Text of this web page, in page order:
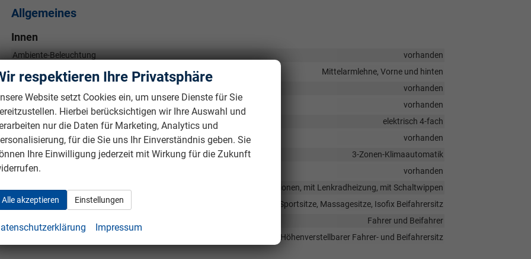
Allgemeines
Innen
Ambiente-Beleuchtung
vorhanden
Mittelarmlehne, Vorne und hinten
vorhanden
vorhanden
Fensterheber
elektrisch 4-fach
Gepäckraumabtrennung
vorhanden
Klimatisierung
3-Zonen-Klimaautomatik
Laderaumabdeckung
vorhanden
in Leder, höhenverstellbar, mit Multifunktionen, mit Lenkradheizung, mit Schaltwippen
Sitze
Komfortsitze, Isofix (Kindersitzbefestigung), Sitzheizung, Sportsitze, Massagesitze, Isofix Beifahrersitz
Fahrer und Beifahrer
Höhenverstellbarer Fahrer- und Beifahrersitz
respektieren Ihre Privatsphäre
Website setzt Cookies ein, um unsere Dienste für Sie
Hierbei berücksichtigen wir Ihre Auswahl und
nur die Daten für Marketing, Analytics und
für die Sie uns Ihr Einverständnis geben. Sie
Ihre Einwilligung jederzeit mit Wirkung für die Zukunft
Alle akzeptieren Einstellungen
Impressum